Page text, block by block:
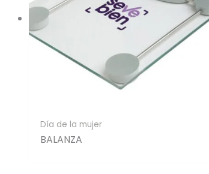
Día de la mujer
BALANZA